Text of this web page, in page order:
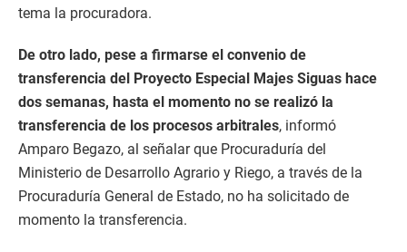
tema la procuradora.
De otro lado, pese a firmarse el convenio de
transferencia del Proyecto Especial Majes Siguas hace
dos semanas, hasta el momento no se realizó la
transferencia de los procesos arbitrales, informó
Amparo Begazo, al señalar que Procuraduría del
Ministerio de Desarrollo Agrario y Riego, a través de la
Procuraduría General de Estado, no ha solicitado de
momento la transferencia.